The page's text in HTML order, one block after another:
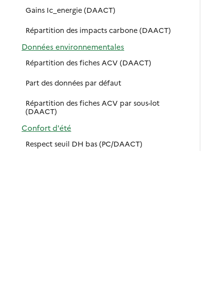
Gains Ic_energie (DAACT)
Répartition des impacts carbone (DAACT)
Données environnementales
Répartition des fiches ACV (DAACT)
Part des données par défaut
Répartition des fiches ACV par sous-lot
(DAACT)
Confort d'été
Respect seuil DH bas (PC/DAACT)